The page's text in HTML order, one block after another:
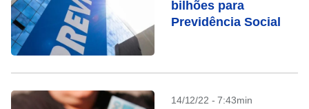
bilhões para
Previdência Social
14/12/22 - 7:43min